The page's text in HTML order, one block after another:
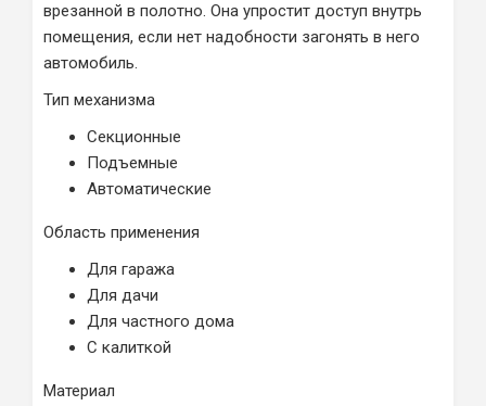
врезанной в полотно. Она упростит доступ внутрь
помещения, если нет надобности загонять в него
автомобиль.
Тип механизма
Секционные
Подъемные
Автоматические
Область применения
Для гаража
Для дачи
Для частного дома
С калиткой
Материал